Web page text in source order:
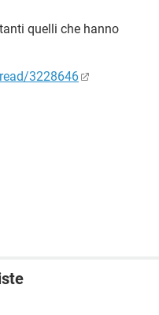
quelli che hanno
3228646